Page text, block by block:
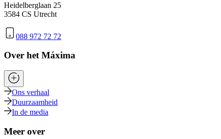
Heidelberglaan 25
3584 CS Utrecht
088 972 72 72
Over het Máxima
Ons verhaal
Duurzaamheid
In de media
Meer over